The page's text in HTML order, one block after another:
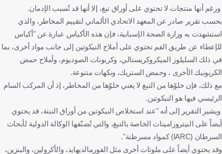
ورغم أنها منتجات لا تحتوي على أوراق تبغ، إلا أنها قد تُسبب الإدمان.
بحسب تقرير صادر عن المعهد الاتحادي الألماني لتقييم المخاطر، والذي
استشهدت به وزارة الصحة الإسبانية، فإن هذه الأكياس عبارة عن "أكياس
للإعطاء عن طريق الفم تحتوي على أملاح النيكوتين إلى جانب مواد أخرى، بما
في ذلك السليلوز الميكروكريستالي، وكربونات الصوديوم، وأملاح حمض
الكربونيك الأخرى ، وحمض الستريك، ونكهات متنوعة.
مع ذلك، فإن خلوّها من التبغ لا يعني خلوّها من المخاطر، إذ أن المركب السام
الرئيسي فيها هو النيكوتين.
ويشير التقرير إلى أنه "عند استخلاص النيكوتين من أوراق النبتة، قد يحتوي
أيضاً على النيتروزامينات الخاصة بالتبغ، والتي تُصنّفها الوكالة الدولية لأبحاث
السرطان (IARC) كمواد مسرطنة".
وقد يحتوي أيضاً على ملوثات أخرى مثل الفورمالديهايد، والأكرولين، والبنزين،